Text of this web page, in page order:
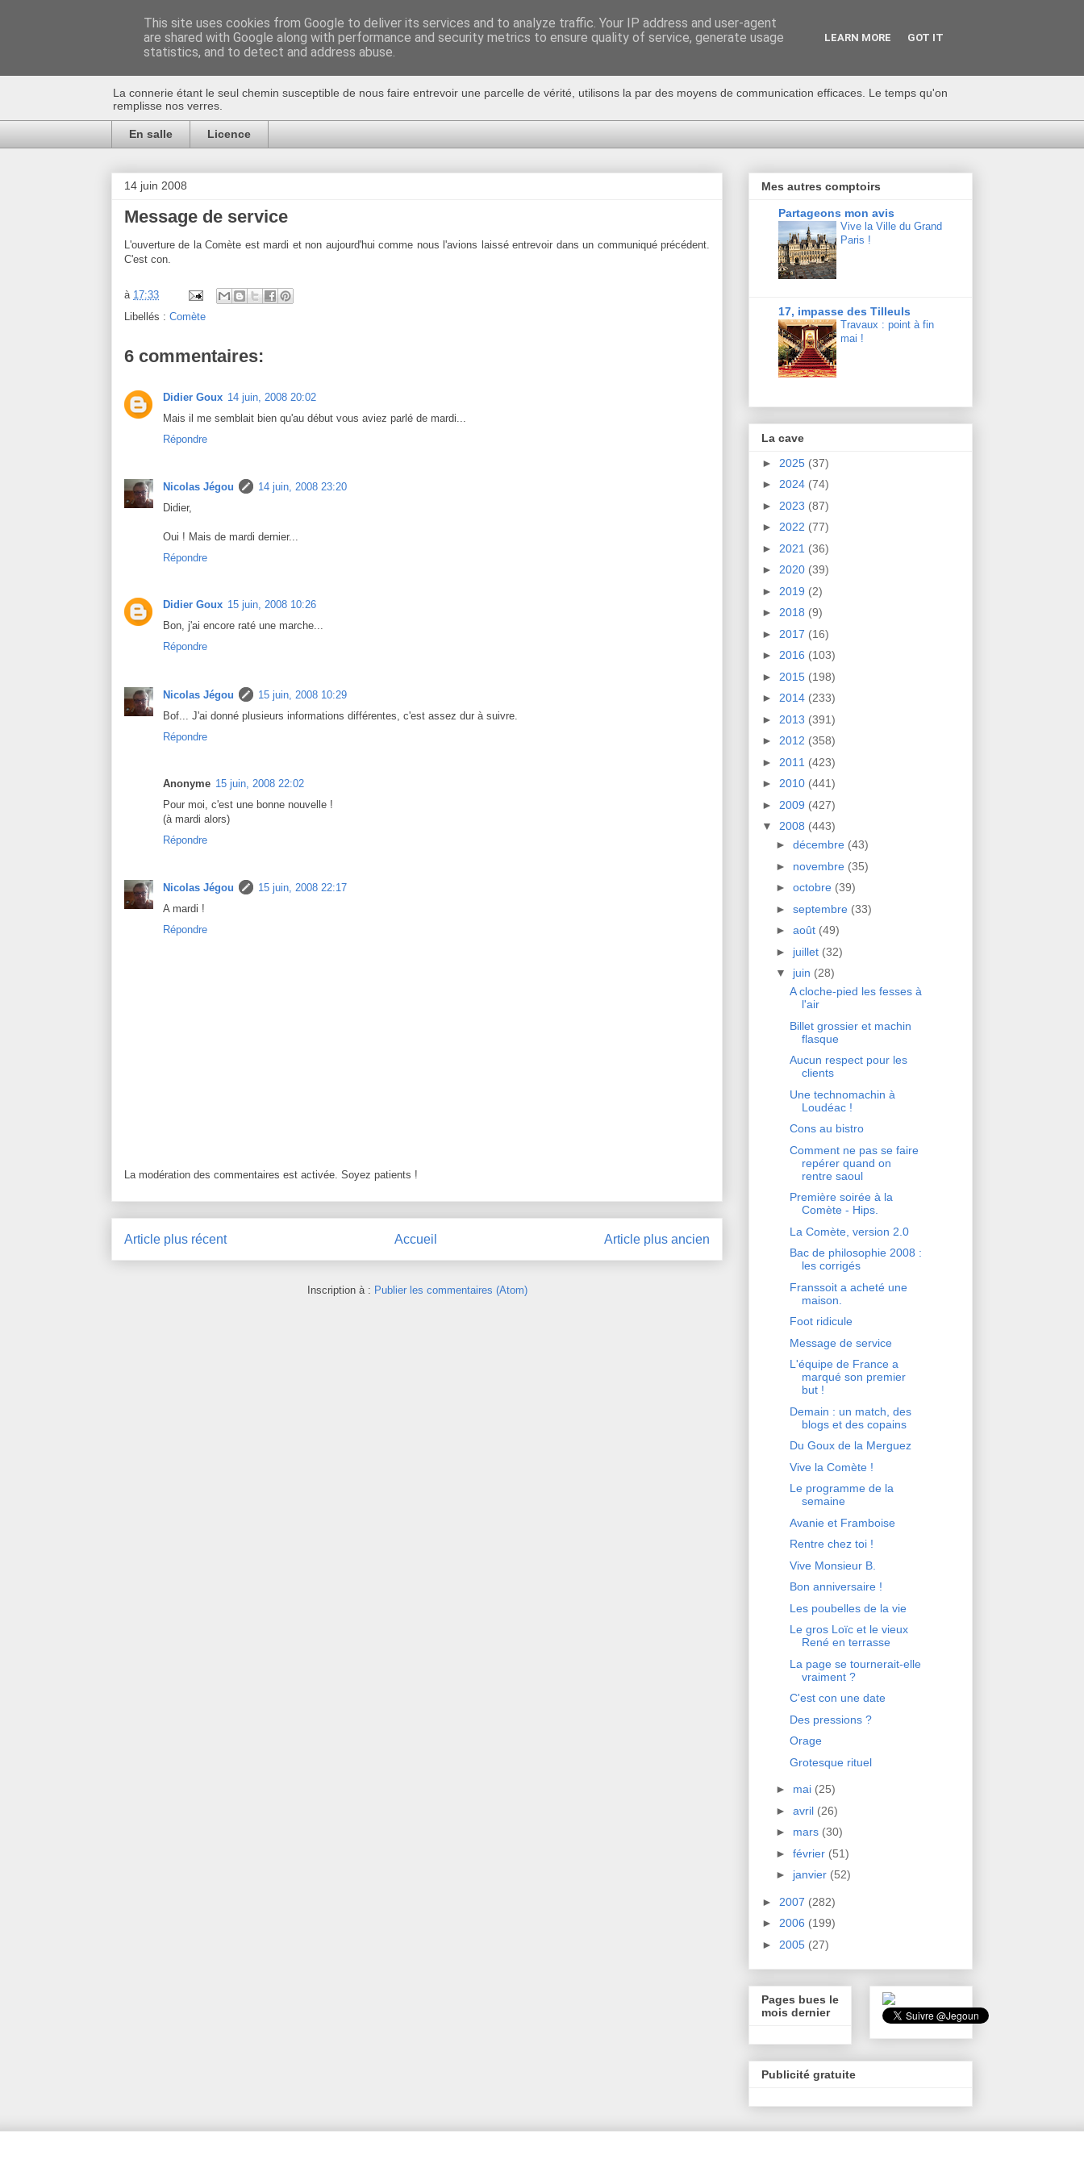
Au bistro !
La connerie étant le seul chemin susceptible de nous faire entrevoir une parcelle de vérité, utilisons la par des moyens de communication efficaces. Le temps qu'on
remplisse nos verres.
En salle Licence
14 juin 2008
Message de service
L'ouverture de la Comète est mardi et non aujourd'hui comme nous l'avions laissé entrevoir dans un communiqué précédent.
C'est con.
à 17:33
Libellés : Comète
6 commentaires:
Didier Goux 14 juin, 2008 20:02
Mais il me semblait bien qu'au début vous aviez parlé de mardi...
Répondre
Nicolas Jégou
14 juin, 2008 23:20
Didier,
Oui ! Mais de mardi dernier...
Répondre
Didier Goux 15 juin, 2008 10:26
Bon, j'ai encore raté une marche...
Répondre
Nicolas Jégou
15 juin, 2008 10:29
Bof... J'ai donné plusieurs informations différentes, c'est assez dur à suivre.
Répondre
Anonyme 15 juin, 2008 22:02
Pour moi, c'est une bonne nouvelle !
(à mardi alors)
Répondre
Nicolas Jégou
15 juin, 2008 22:17
A mardi !
Répondre
La modération des commentaires est activée. Soyez patients !
Article plus récent Article plus ancien
Accueil
Inscription à : Publier les commentaires (Atom)
Mes autres comptoirs
Partageons mon avis
Vive la Ville du Grand
Paris !
17, impasse des Tilleuls
Travaux : point à fin
mai !
La cave
► 2025 (37)
► 2024 (74)
► 2023 (87)
► 2022 (77)
► 2021 (36)
► 2020 (39)
► 2019 (2)
► 2018 (9)
► 2017 (16)
► 2016 (103)
► 2015 (198)
► 2014 (233)
► 2013 (391)
► 2012 (358)
► 2011 (423)
► 2010 (441)
► 2009 (427)
▼ 2008 (443)
► décembre (43)
► novembre (35)
► octobre (39)
► septembre (33)
► août (49)
► juillet (32)
▼ juin (28)
A cloche-pied les fesses à
l'air
Billet grossier et machin
flasque
Aucun respect pour les
clients
Une technomachin à
Loudéac !
Cons au bistro
Comment ne pas se faire
repérer quand on
rentre saoul
Première soirée à la
Comète - Hips.
La Comète, version 2.0
Bac de philosophie 2008 :
les corrigés
Franssoit a acheté une
maison.
Foot ridicule
Message de service
L'équipe de France a
marqué son premier
but !
Demain : un match, des
blogs et des copains
Du Goux de la Merguez
Vive la Comète !
Le programme de la
semaine
Avanie et Framboise
Rentre chez toi !
Vive Monsieur B.
Bon anniversaire !
Les poubelles de la vie
Le gros Loïc et le vieux
René en terrasse
La page se tournerait-elle
vraiment ?
C'est con une date
Des pressions ?
Orage
Grotesque rituel
► mai (25)
► avril (26)
► mars (30)
► février (51)
► janvier (52)
► 2007 (282)
► 2006 (199)
► 2005 (27)
Pages bues le
mois dernier
Publicité gratuite
This site uses cookies from Google to deliver its services and to analyze traffic. Your IP address and user-agent
are shared with Google along with performance and security metrics to ensure quality of service, generate usage
statistics, and to detect and address abuse.
LEARN MORE GOT IT